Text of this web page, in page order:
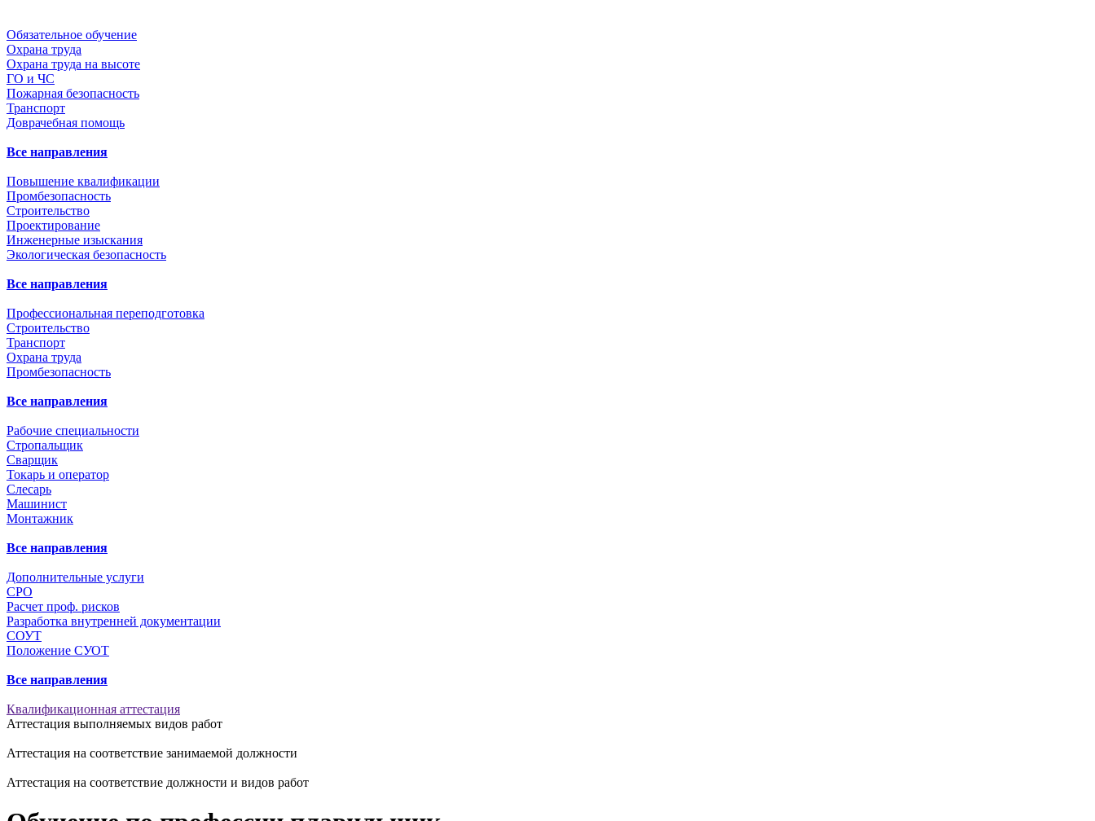
Обязательное обучение
Охрана труда
Охрана труда на высоте
ГО и ЧС
Пожарная безопасность
Транспорт
Доврачебная помощь
Все направления
Повышение квалификации
Промбезопасность
Строительство
Проектирование
Инженерные изыскания
Экологическая безопасность
Все направления
Профессиональная переподготовка
Строительство
Транспорт
Охрана труда
Промбезопасность
Все направления
Рабочие специальности
Стропальщик
Сварщик
Токарь и оператор
Слесарь
Машинист
Монтажник
Все направления
Дополнительные услуги
СРО
Расчет проф. рисков
Разработка внутренней документации
СОУТ
Положение СУОТ
Все направления
Квалификационная аттестация
Аттестация выполняемых видов работ
Аттестация на соответствие занимаемой должности
Аттестация на соответствие должности и видов работ